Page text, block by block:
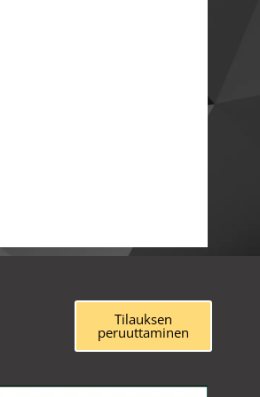
Tilauksen
peruuttaminen